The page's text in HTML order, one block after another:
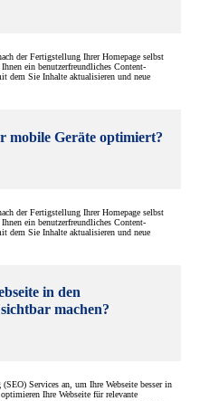
der Fertigstellung Ihrer Homepage selbst
ein benutzerfreundliches Content-
dem Sie Inhalte aktualisieren und neue
mobile Geräte optimiert?
der Fertigstellung Ihrer Homepage selbst
ein benutzerfreundliches Content-
dem Sie Inhalte aktualisieren und neue
in den
machen?
Services an, um Ihre Webseite besser in
Ihre Webseite für relevante